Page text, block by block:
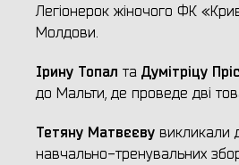
Легіонерок жіночого ФК
Молдови.
Ірину Топал та Думітріцу
до Мальти, де проведе дві
Тетяну Матвєєву викликали
навчально-тренувальних